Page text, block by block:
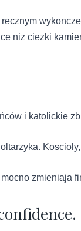
niz ciezki
i katolickie
zmieniaja